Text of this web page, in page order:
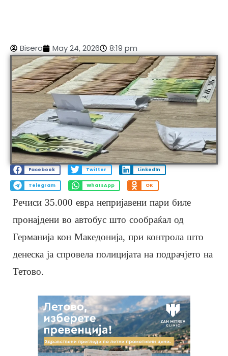
Bisera May 24, 2026 8:19 pm
Facebook Twitter LinkedIn
Telegram WhatsApp OK
Речиси 35.000 евра непријавени пари биле
пронајдени во автобус што сообраќал од
Германија кон Македонија, при контрола што
денеска ја спровела полицијата на подрачјето на
Тетово.